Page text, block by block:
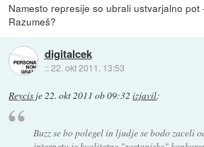
Namesto represije so ubrali ustvarjalno pot
Razumeš?
digitalcek
::22. okt 2011, 13:53
Reycis je22. okt 2011 ob 09:32 izjavil:
Buzz se bo polegel in ljudje se bodo zaceli